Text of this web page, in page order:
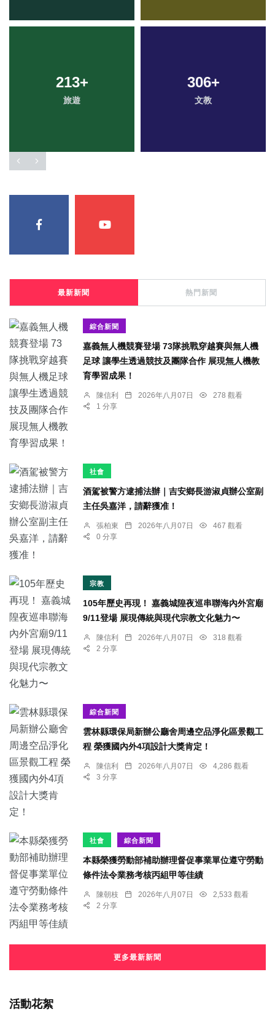
213+
旅遊
306+
文教
最新新聞 熱門新聞
綜合新聞
嘉義無人機競賽登場 73隊挑戰穿越賽與無人機
足球 讓學生透過競技及團隊合作 展現無人機教
育學習成果！
陳信利 2026年八月07日
278 觀看
1 分享
社會
酒駕被警方逮捕法辦｜吉安鄉長游淑貞辦公室副
主任吳嘉洋，請辭獲准！
張柏東 2026年八月07日
467 觀看
0 分享
宗教
105年歷史再現！ 嘉義城隍夜巡串聯海內外宮廟
9/11登場 展現傳統與現代宗教文化魅力〜
陳信利 2026年八月07日
318 觀看
2 分享
綜合新聞
雲林縣環保局新辦公廳舍周邊空品淨化區景觀工
程 榮獲國內外4項設計大獎肯定！
陳信利 2026年八月07日
4,286 觀看
3 分享
社會 綜合新聞
本縣榮獲勞動部補助辦理督促事業單位遵守勞動
條件法令業務考核丙組甲等佳績
陳朝枝 2026年八月07日
2,533 觀看
2 分享
更多最新新聞
活動花絮